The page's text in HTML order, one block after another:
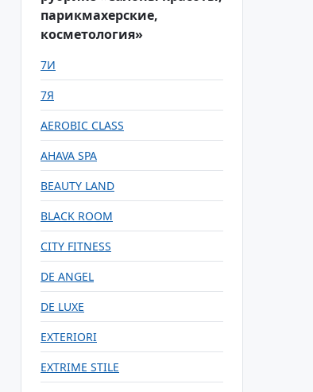
парикмахерские,
косметология»
7И
7Я
AEROBIC CLASS
AHAVA SPA
BEAUTY LAND
BLACK ROOM
CITY FITNESS
DE ANGEL
DE LUXE
EXTERIORI
EXTRIME STILE